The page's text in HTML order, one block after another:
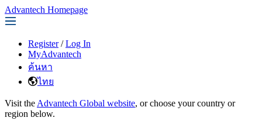
Advantech Homepage
Register / Log In
MyAdvantech
ค้นหา
ไทย
Visit the Advantech Global website, or choose your country or
region below.